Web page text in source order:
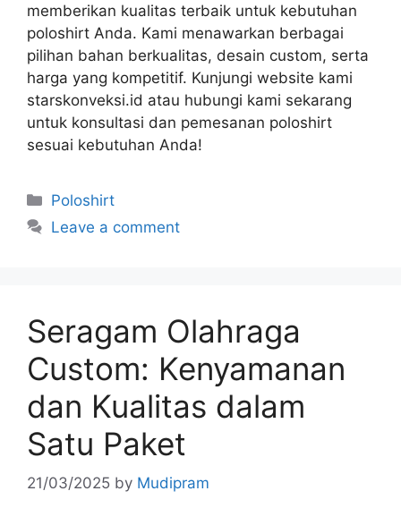
memberikan kualitas terbaik untuk kebutuhan
poloshirt Anda. Kami menawarkan berbagai
pilihan bahan berkualitas, desain custom, serta
harga yang kompetitif. Kunjungi website kami
starskonveksi.id atau hubungi kami sekarang
untuk konsultasi dan pemesanan poloshirt
sesuai kebutuhan Anda!
Poloshirt
Leave a comment
Seragam Olahraga
Custom: Kenyamanan
dan Kualitas dalam
Satu Paket
21/03/2025 by Mudipram